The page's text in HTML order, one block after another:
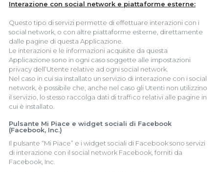
Interazione con social network e piattaforme esterne:
Questo tipo di servizi permette di effettuare interazioni con i
social network, o con altre piattaforme esterne, direttamente
dalle pagine di questa Applicazione.
Le interazioni e le informazioni acquisite da questa
Applicazione sono in ogni caso soggette alle impostazioni
privacy dell’Utente relative ad ogni social network.
Nel caso in cui sia installato un servizio di interazione con i social
network, è possibile che, anche nel caso gli Utenti non utilizzino
il servizio, lo stesso raccolga dati di traffico relativi alle pagine in
cui è installato.
Pulsante Mi Piace e widget sociali di Facebook
(Facebook, Inc.)
Il pulsante “Mi Piace” e i widget sociali di Facebook sono servizi
di interazione con il social network Facebook, forniti da
Facebook, Inc.